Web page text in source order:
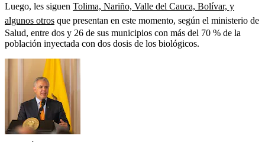
Luego, les siguen Tolima, Nariño, Valle del Cauca, Bolívar, y
algunos otros que presentan en este momento, según el ministerio de
Salud, entre dos y 26 de sus municipios con más del 70 % de la
población inyectada con dos dosis de los biológicos.